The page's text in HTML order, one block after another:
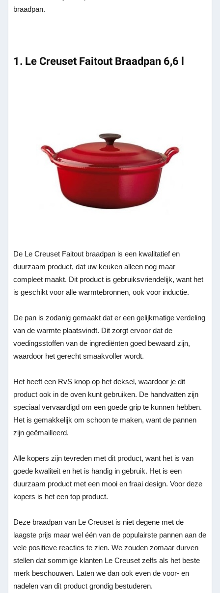
braadpan.
1. Le Creuset Faitout Braadpan 6,6 l
De Le Creuset Faitout braadpan is een kwalitatief en
duurzaam product, dat uw keuken alleen nog maar
compleet maakt. Dit product is gebruiksvriendelijk, want het
is geschikt voor alle warmtebronnen, ook voor inductie.
De pan is zodanig gemaakt dat er een gelijkmatige verdeling
van de warmte plaatsvindt. Dit zorgt ervoor dat de
voedingsstoffen van de ingrediënten goed bewaard zijn,
waardoor het gerecht smaakvoller wordt.
Het heeft een RvS knop op het deksel, waardoor je dit
product ook in de oven kunt gebruiken. De handvatten zijn
speciaal vervaardigd om een goede grip te kunnen hebben.
Het is gemakkelijk om schoon te maken, want de pannen
zijn geëmailleerd.
Alle kopers zijn tevreden met dit product, want het is van
goede kwaliteit en het is handig in gebruik. Het is een
duurzaam product met een mooi en fraai design. Voor deze
kopers is het een top product.
Deze braadpan van Le Creuset is niet degene met de
laagste prijs maar wel één van de populairste pannen aan de
vele positieve reacties te zien. We zouden zomaar durven
stellen dat sommige klanten Le Creuset zelfs als het beste
merk beschouwen. Laten we dan ook even de voor- en
nadelen van dit product grondig bestuderen.